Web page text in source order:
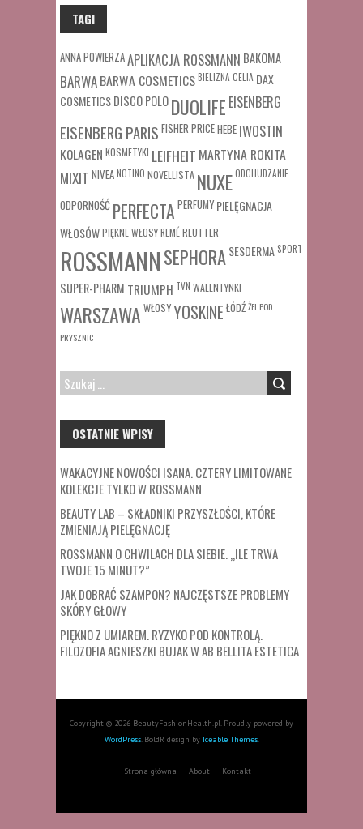
TAGI
ANNA POWIERZAAPLIKACJA ROSSMANN BAKOMA
BARWABARWA COSMETICSBIELIZNACELIA DAX
COSMETICSDISCO POLODUOLIFE EISENBERG
EISENBERG PARIS FISHER PRICEHEBE IWOSTIN
KOLAGEN KOSMETYKI LEIFHEIT MARTYNA ROKITA
MIXIT NIVEANOTINO NOVELLISTA NUXEODCHUDZANIE
ODPORNOŚĆ PERFECTA PERFUMY PIELĘGNACJA
WŁOSÓWPIĘKNE WŁOSYREMÉREUTTER
ROSSMANNSEPHORASESDERMA SPORT
SUPER-PHARM TRIUMPH TVN WALENTYNKI
WARSZAWA WŁOSYYOSKINE ŁÓDŹŻEL POD
PRYSZNIC
SZUKAJ:
OSTATNIE WPISY
WAKACYJNE NOWOŚCI ISANA. CZTERY LIMITOWANE
KOLEKCJE TYLKO W ROSSMANN
BEAUTY LAB – SKŁADNIKI PRZYSZŁOŚCI, KTÓRE
ZMIENIAJĄ PIELĘGNACJĘ
ROSSMANN O CHWILACH DLA SIEBIE. „ILE TRWA
TWOJE 15 MINUT?”
JAK DOBRAĆ SZAMPON? NAJCZĘSTSZE PROBLEMY
SKÓRY GŁOWY
PIĘKNO Z UMIAREM. RYZYKO POD KONTROLĄ.
FILOZOFIA AGNIESZKI BUJAK W AB BELLITA ESTETICA
Copyright © 2026 BeautyFashionHealth.pl. Proudly powered by
WordPress. BoldR design by Iceable Themes.
Strona główna About Kontakt